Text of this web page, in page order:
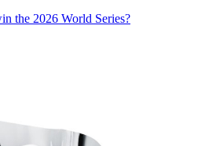
the 2026 World Series?